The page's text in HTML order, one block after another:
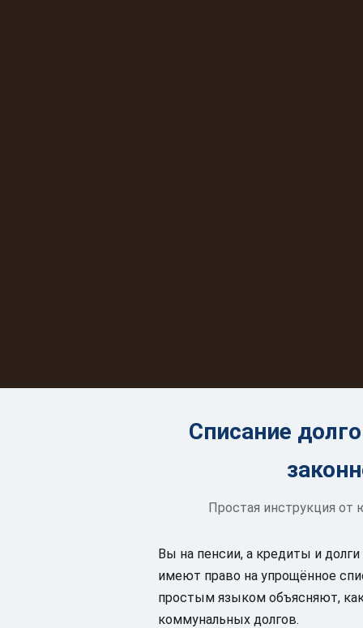
Списание
Простая инструкция от
Вы на пенсии, а кредиты и
имеют право на упрощённое
простым языком объясняют,
коммунальных долгов.